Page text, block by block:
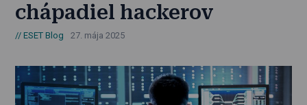
chápadiel hackerov
ESET Blog 27. mája 2025